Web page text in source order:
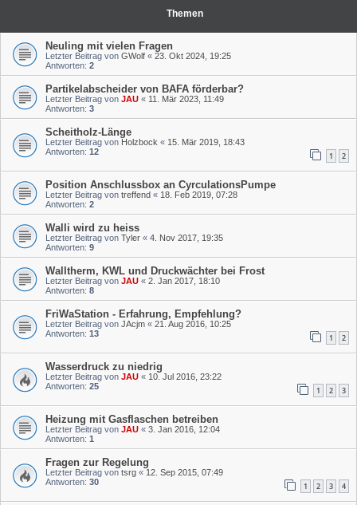
Themen
Neuling mit vielen Fragen
Letzter Beitrag von GWolf « 23. Okt 2024, 19:25
Antworten: 2
Partikelabscheider von BAFA förderbar?
Letzter Beitrag von JAU « 11. Mär 2023, 11:49
Antworten: 3
Scheitholz-Länge
Letzter Beitrag von Holzbock « 15. Mär 2019, 18:43
Antworten: 12 1 2
Position Anschlussbox an CyrculationsPumpe
Letzter Beitrag von treffend « 18. Feb 2019, 07:28
Antworten: 2
Walli wird zu heiss
Letzter Beitrag von Tyler « 4. Nov 2017, 19:35
Antworten: 9
Walltherm, KWL und Druckwächter bei Frost
Letzter Beitrag von JAU « 2. Jan 2017, 18:10
Antworten: 8
FriWaStation - Erfahrung, Empfehlung?
Letzter Beitrag von JAcjm « 21. Aug 2016, 10:25
Antworten: 13 1 2
Wasserdruck zu niedrig
Letzter Beitrag von JAU « 10. Jul 2016, 23:22
Antworten: 25 1 2 3
Heizung mit Gasflaschen betreiben
Letzter Beitrag von JAU « 3. Jan 2016, 12:04
Antworten: 1
Fragen zur Regelung
Letzter Beitrag von tsrg « 12. Sep 2015, 07:49
Antworten: 30 1 2 3 4